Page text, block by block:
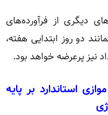
دیگری از فرآورده‌های
دو روز ابتدایی هفته،
استاندارد بر پایه